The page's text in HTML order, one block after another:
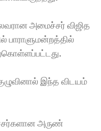
அமைச்சர் விஜித
இந்த விடயம்
அருண்